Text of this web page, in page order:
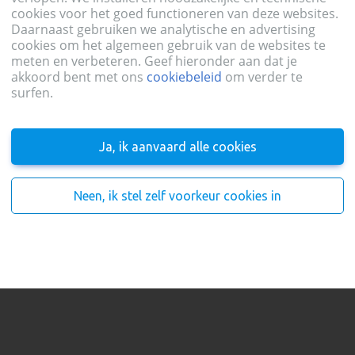
Aanmelden
cookies voor het goed functioneren van deze websites.
Daarnaast gebruiken we analytische en advertising
cookies om het algemeen gebruik van de websites te
meten en verbeteren. Geef hieronder aan dat je
akkoord bent met ons cookiebeleid om verder te
surfen.
Ja, ik aanvaard alle cookies
Neen, ik stel zelf voorkeur cookies in